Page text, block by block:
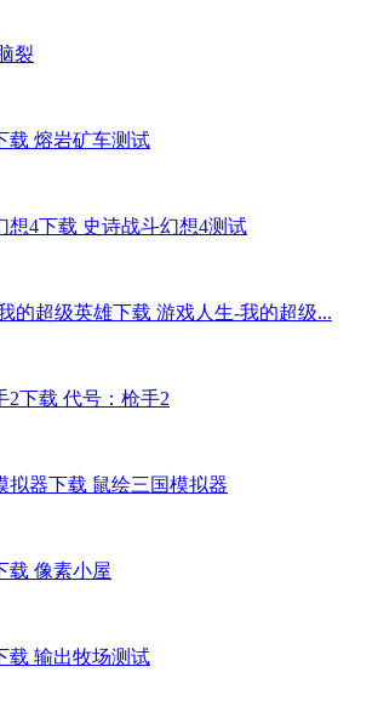
裂
熔岩矿车测试
史诗战斗幻想4测试
游戏人生-我的超级...
代号：枪手2
鼠绘三国模拟器
像素小屋
输出牧场测试